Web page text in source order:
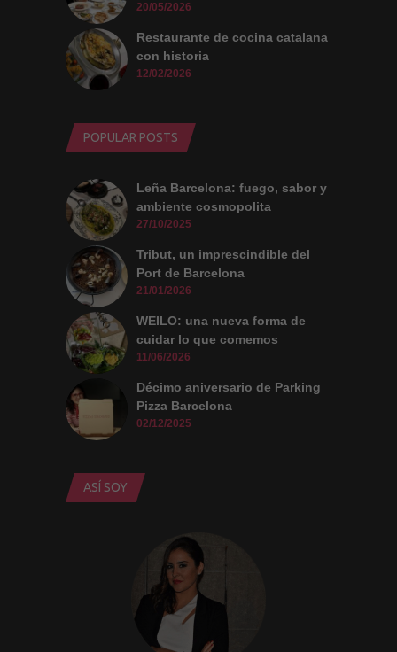
20/05/2026
Restaurante de cocina catalana
con historia
12/02/2026
POPULAR POSTS
Leña Barcelona: fuego, sabor y
ambiente cosmopolita
27/10/2025
Tribut, un imprescindible del
Port de Barcelona
21/01/2026
WEILO: una nueva forma de
cuidar lo que comemos
11/06/2026
Décimo aniversario de Parking
Pizza Barcelona
02/12/2025
ASÍ SOY
Necesarias
cookies no
son
para que
funcione la